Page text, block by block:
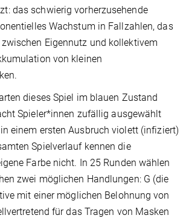
das schwierig vorherzusehende
Wachstum in Fallzahlen, das
Eigennutz und kollektivem
von kleinen
dieses Spiel im blauen Zustand
Spieler*innen zufällig ausgewählt
einem ersten Ausbruch violett (infiziert)
Spielverlauf kennen die
Farbe nicht. In 25 Runden wählen
zwei möglichen Handlungen: G (die
mit einer möglichen Belohnung von
für das Tragen von Masken